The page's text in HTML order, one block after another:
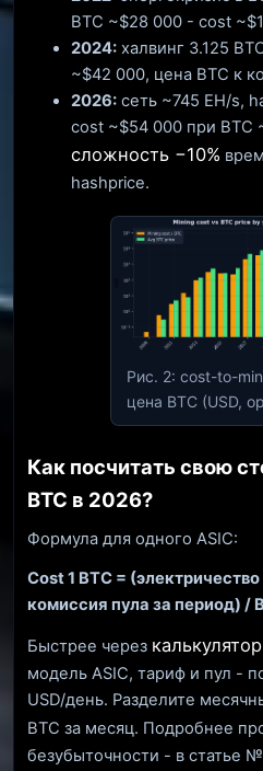
BTC ~$28 000 - cost
2024: халвинг 3.125
~$42 000, цена BTC к
2026: сеть ~745 EH/s,
cost ~$54 000 при BTC
сложность −10%
hashprice.
Рис. 2: cost-to-
цена BTC (USD,
Как посчитать свою
BTC в 2026?
Формула для одного ASIC:
Cost 1 BTC =
комиссия пула за период) /
Быстрее через
модель ASIC, тариф и пул -
USD/день. Разделите
BTC за месяц. Подробнее
безубыточности - в статье